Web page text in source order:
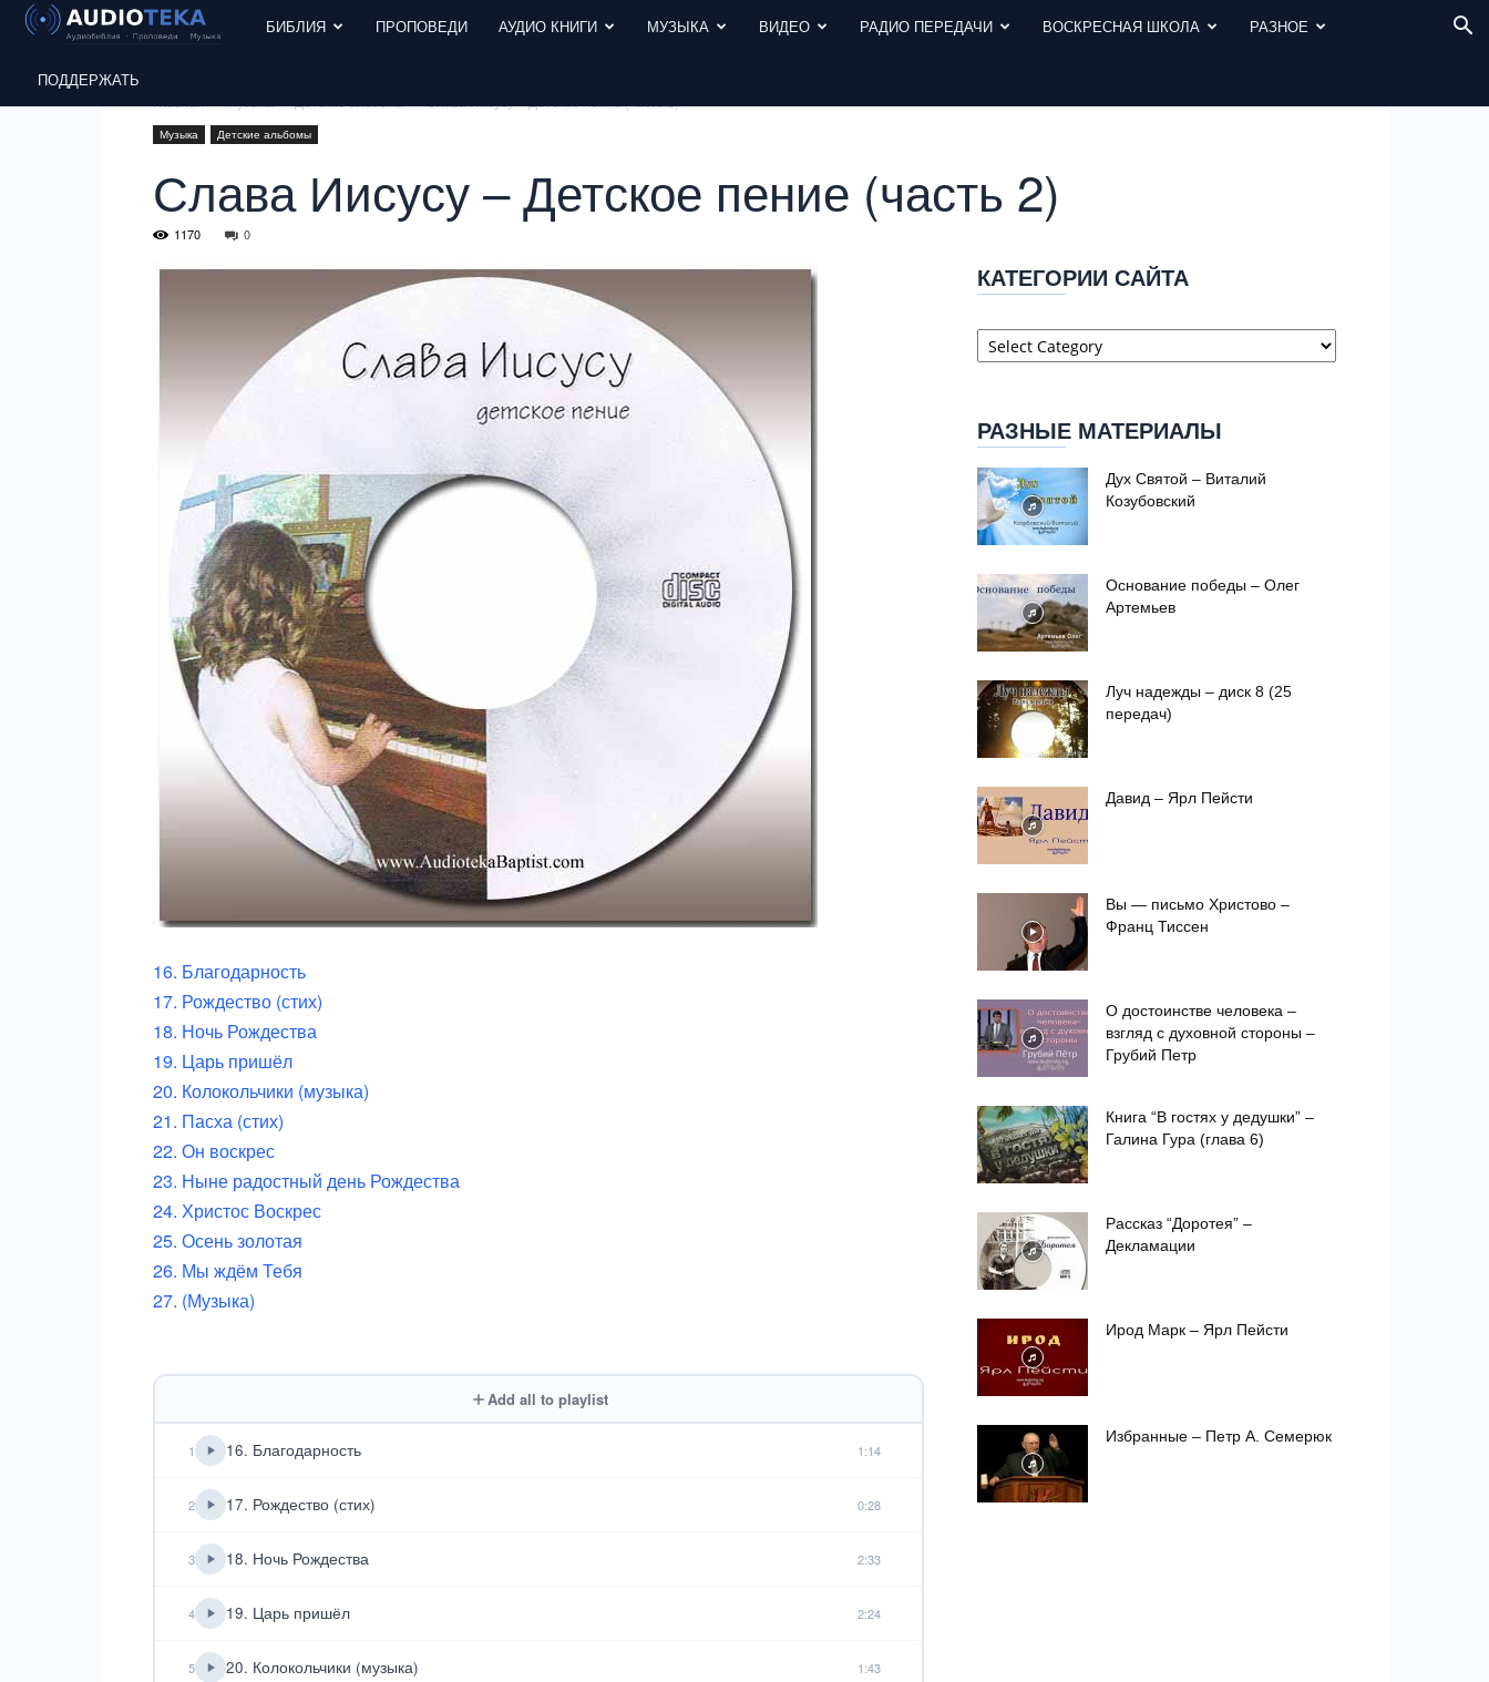
БИБЛИЯ ПРОПОВЕДИ АУДИО КНИГИ МУЗЫКА ВИДЕО РАДИО ПЕРЕДАЧИ ВОСКРЕСНАЯ ШКОЛА РАЗНОЕ
ПОДДЕРЖАТЬ
Музыка Детские альбомы
Слава Иисусу – Детское пение (часть 2)
1170 0
16. Благодарность
17. Рождество (стих)
18. Ночь Рождества
19. Царь пришёл
20. Колокольчики (музыка)
21. Пасха (стих)
22. Он воскрес
23. Ныне радостный день Рождества
24. Христос Воскрес
25. Осень золотая
26. Мы ждём Тебя
27. (Музыка)
Add all to playlist
1 16. Благодарность 1:14
2 17. Рождество (стих) 0:28
3 18. Ночь Рождества 2:33
4 19. Царь пришёл 2:24
5 20. Колокольчики (музыка) 1:43
КАТЕГОРИИ САЙТА
Категории
сайта
РАЗНЫЕ МАТЕРИАЛЫ
Дух Святой – Виталий
Козубовский
Основание победы – Олег
Артемьев
Луч надежды – диск 8 (25
передач)
Давид – Ярл Пейсти
Вы — письмо Христово –
Франц Тиссен
О достоинстве человека –
взгляд с духовной стороны –
Грубий Петр
Книга “В гостях у дедушки” –
Галина Гура (глава 6)
Рассказ “Доротея” –
Декламации
Ирод Марк – Ярл Пейсти
Избранные – Петр А. Семерюк